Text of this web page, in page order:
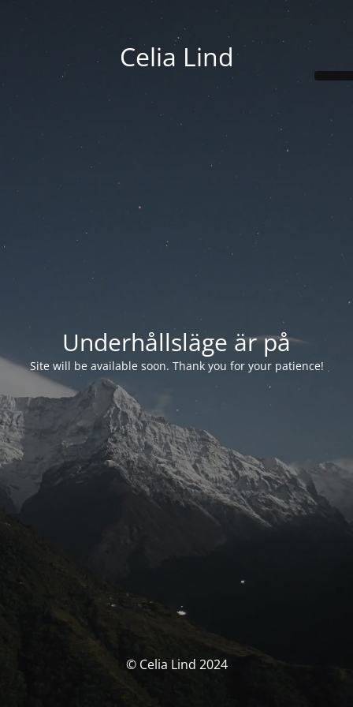
Celia Lind
Underhållsläge är på
Site will be available soon. Thank you for your patience!
© Celia Lind 2024